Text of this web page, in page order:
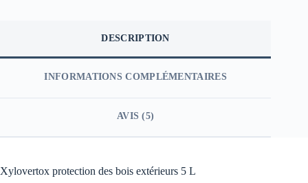
DESCRIPTION
INFORMATIONS COMPLÉMENTAIRES
AVIS (5)
Xylovertox protection des bois extérieurs 5 L